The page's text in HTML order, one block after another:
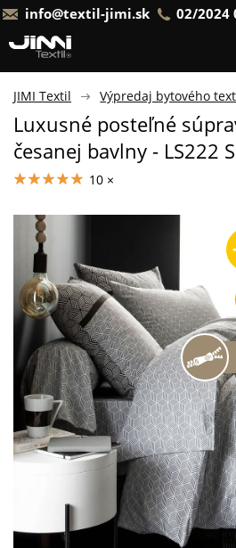
info@textil-jimi.sk 02/2024
JIMI Textil Výpredaj bytového
Luxusné posteľné
česanej bavlny - LS222
10 ×